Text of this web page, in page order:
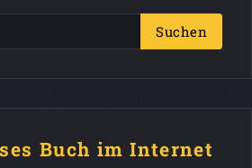
Suchen
Buch im Internet